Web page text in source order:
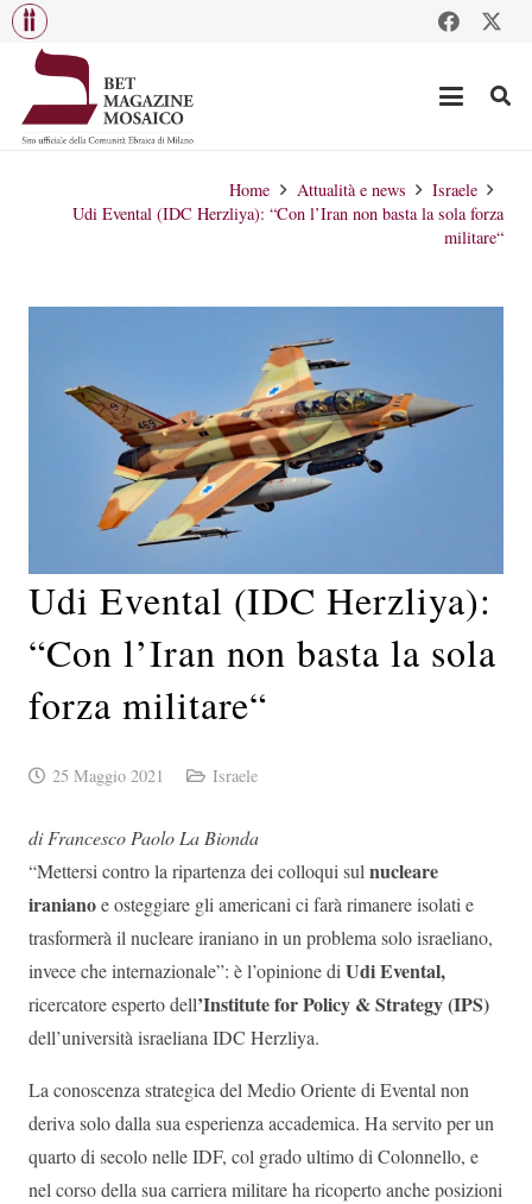
Home Attualità e news
Israele
Udi Evental (IDC Herzliya): “Con l’Iran non basta la sola forza
militare“
Udi Evental (IDC Herzliya):
“Con l’Iran non basta la sola
forza militare“
25 Maggio 2021 Israele
di Francesco Paolo La Bionda
“Mettersi contro la ripartenza dei colloqui sulnucleare
iranianoe osteggiare gli americani ci farà rimanere isolati e
trasformerà il nucleare iraniano in un problema solo israeliano,
invece che internazionale”: è l’opinione diUdi Evental,
ricercatore esperto dell’Institute for Policy & Strategy (IPS)
dell’università israeliana IDC Herzliya.
La conoscenza strategica del Medio Oriente di Evental non
deriva solo dalla sua esperienza accademica. Ha servito per un
quarto di secolo nelle IDF, col grado ultimo di Colonnello, e
nel corso della sua carriera militare ha ricoperto anche posizioni